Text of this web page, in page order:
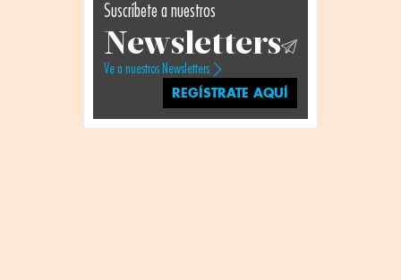
Suscríbete a nuestros
Newsletters
Ve a nuestros Newsletters
REGÍSTRATE AQUÍ